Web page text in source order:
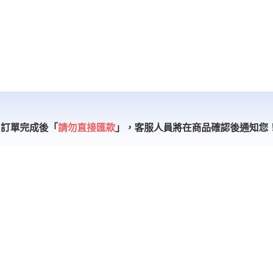
訂單完成後「請勿直接匯款 」， 客服人員將在商品確認後通知您